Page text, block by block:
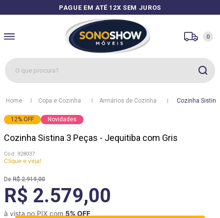
PAGUE EM ATÉ 12X SEM JUROS
0
O que procura?
Copa e Cozinha Armários de Cozinha Cozinha
12% OFF Novidades
Cozinha Sistina 3 Peças - Jequitiba com Gris
: 928037
Clique e veja!
R$ 2.919,00
R$ 2.579,00
à vista no PIX com 5% OFF
3º cozinhas
4º sofá
5º apolo
6º mesa
7 º cozinha módulos
8º rack